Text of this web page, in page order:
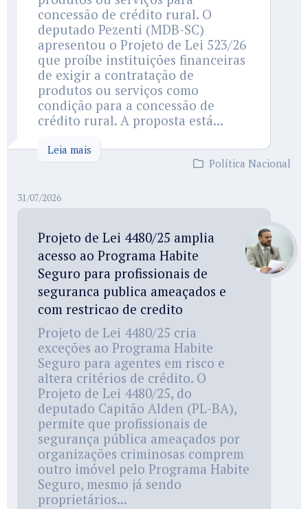
concessão de crédito rural. O
deputado Pezenti (MDB-SC)
apresentou o Projeto de Lei 523/26
que proíbe instituições financeiras
de exigir a contratação de
produtos ou serviços como
condição para a concessão de
crédito rural. A proposta está...
Leia mais
Política Nacional
31/07/2026
Projeto de Lei 4480/25 amplia
acesso ao Programa Habite
Seguro para profissionais de
seguranca publica ameaçados e
com restricao de credito
Projeto de Lei 4480/25 cria
exceções ao Programa Habite
Seguro para agentes em risco e
altera critérios de crédito. O
Projeto de Lei 4480/25, do
deputado Capitão Alden (PL-BA),
permite que profissionais de
segurança pública ameaçados por
organizações criminosas comprem
outro imóvel pelo Programa Habite
Seguro, mesmo já sendo
proprietários...